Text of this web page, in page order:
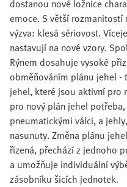
dostanou nové ložnice
emoce. S větší rozmanitostí
výzva: klesá sériovost.
nastavují na nové vzory.
Rýnem dosahuje vysoké
obměňováním plánu jehel -
jehel, které jsou aktivní pro
pro nový plán jehel
pneumatickými válci, a
nasunuty. Změna plánu
řízená, přechází z jednoho
a umožňuje individuální
zásobníku šicích jednotek.